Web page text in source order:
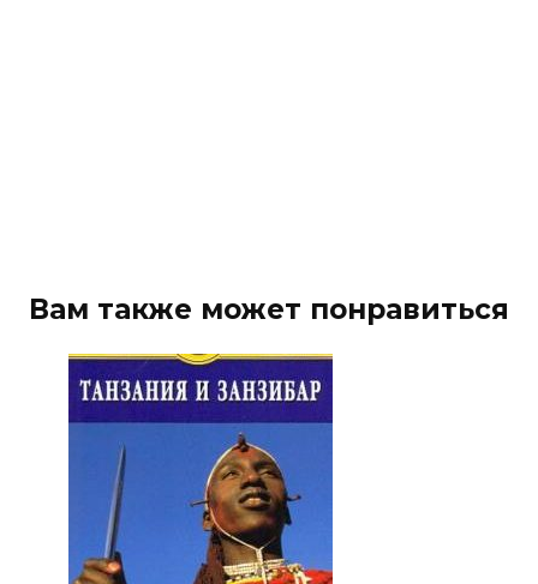
Вам также может понравиться